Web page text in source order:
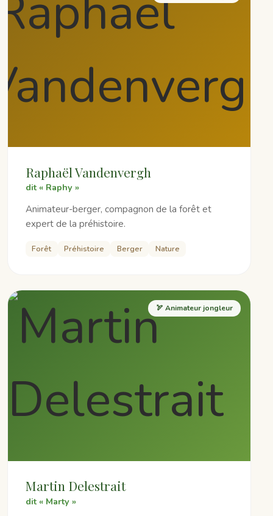
Raphaël Vandenvergh
dit « Raphy »
Animateur-berger, compagnon de la forêt et
expert de la préhistoire.
Forêt Préhistoire Berger Nature
🏹 Animateur jongleur
Martin Delestrait
dit « Marty »